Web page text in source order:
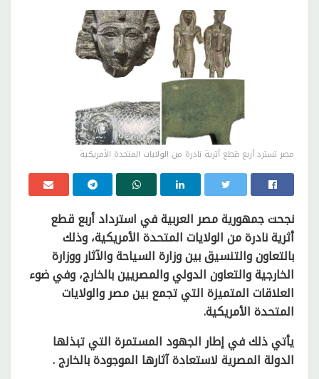
مصر تسترد أربع قطع أثرية نادرة من الولايات المتحدة الأمريكية
نجحت جمهورية مصر العربية في استرداد أربع قطع
أثرية نادرة من الولايات المتحدة الأمريكية، وذلك
بالتعاون والتنسيق بين وزارة السياحة والآثار ووزارة
الخارجية والتعاون الدولي والمصريين بالخارج، وفي ضوء
العلاقات المتميزة التي تجمع بين مصر والولايات
المتحدة الأمريكية.
يأتي ذلك في إطار الجهود المستمرة التي تبذلها
الدولة المصرية لاستعادة آثارها الموجودة بالخارج .